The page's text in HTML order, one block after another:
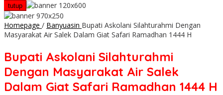
tutup
Homepage / Banyuasin Bupati Askolani Silahturahmi Dengan
Masyarakat Air Salek Dalam Giat Safari Ramadhan 1444 H
Bupati Askolani Silahturahmi
Dengan Masyarakat Air Salek
Dalam Giat Safari Ramadhan 1444 H